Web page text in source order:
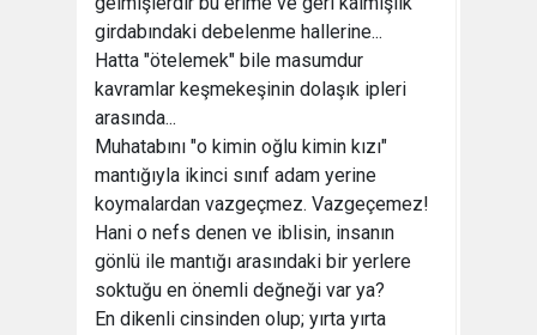
girdabındaki debelenme hallerine...
Hatta "ötelemek" bile masumdur
kavramlar keşmekeşinin dolaşık ipleri
arasında...
Muhatabını "o kimin oğlu kimin kızı"
mantığıyla ikinci sınıf adam yerine
koymalardan vazgeçmez. Vazgeçemez!
Hani o nefs denen ve iblisin, insanın
gönlü ile mantığı arasındaki bir yerlere
soktuğu en önemli değneği var ya?
En dikenli cinsinden olup; yırta yırta